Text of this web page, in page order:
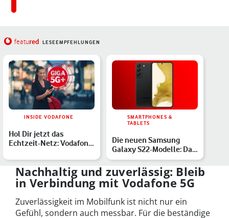
featured LESEEMPFEHLUNGEN
INSIDE VODAFONE
Hol Dir jetzt das
Echtzeit-Netz: Vodafone
De…
SMARTPHONES &
TABLETS
Die neuen Samsung
Galaxy S22-Modelle: Das
S22, S22+ und S22 Ultra…
Nachhaltig und zuverlässig: Bleib
in Verbindung mit Vodafone 5G
Zuverlässigkeit im Mobilfunk ist nicht nur ein
Gefühl, sondern auch messbar. Für die beständige